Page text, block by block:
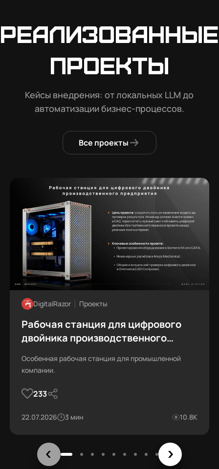
Реализованные
проекты
Кейсы внедрения: от локальных LLM до
автоматизации бизнес-процессов.
Все проекты
DigitalRazor Проекты
Рабочая станция для цифрового
двойника производственного
Особенная рабочая станция для промышленной
компании.
233
22.07.2026 3 мин 10.8К